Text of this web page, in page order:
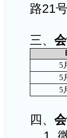
路21
三、
5
5
5
四、